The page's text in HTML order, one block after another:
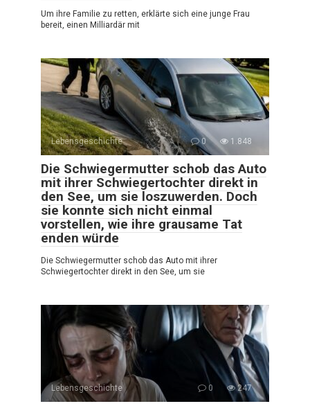
Um ihre Familie zu retten, erklärte sich eine junge Frau
bereit, einen Milliardär mit
Lebensgeschichte 0 1.848
Die Schwiegermutter schob das Auto
mit ihrer Schwiegertochter direkt in
den See, um sie loszuwerden. Doch
sie konnte sich nicht einmal
vorstellen, wie ihre grausame Tat
enden würde
Die Schwiegermutter schob das Auto mit ihrer
Schwiegertochter direkt in den See, um sie
Lebensgeschichte 0 247